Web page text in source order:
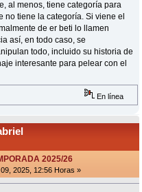
al menos, tiene categoría para
no tiene la categoría. Si viene el
de er beti lo llamen
así, en todo caso, se
todo, incluido su historia de
interesante para pelear con el
En línea
2025/26
2025, 12:56 Horas »